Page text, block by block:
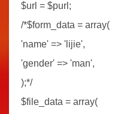
$url = $purl;
/*$form_data = array(
'name' => 'lijie',
'gender' => 'man',
);*/
$file_data = array(